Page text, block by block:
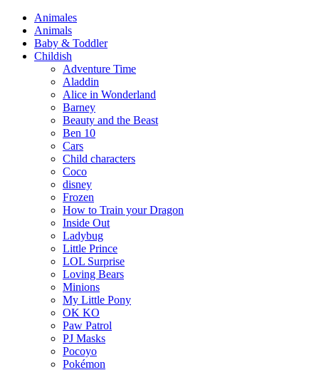
Animales
Animals
Baby & Toddler
Childish
Adventure Time
Aladdin
Alice in Wonderland
Barney
Beauty and the Beast
Ben 10
Cars
Child characters
Coco
disney
Frozen
How to Train your Dragon
Inside Out
Ladybug
Little Prince
LOL Surprise
Loving Bears
Minions
My Little Pony
OK KO
Paw Patrol
PJ Masks
Pocoyo
Pokémon